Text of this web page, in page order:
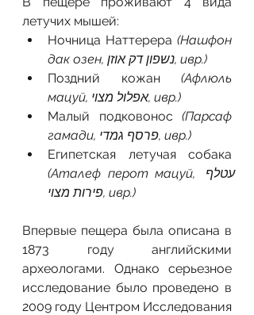
летучих мышей:
Ночница Наттерера (Нашфон
дак озен, נשפון דק אוזן, ивр.)
Поздний кожан (Афлюль
мацуй, אפלול מצוי, ивр.)
Малый подковонос (Парсаф
гамади, פרסף גמדי, ивр.)
(Аталеф перот мацуй, עטלף
פירות מצוי, ивр.)
Впервые пещера была описана в
1873 году английскими
археологами. Однако серьезное
исследование было проведено в
2009 году Центром Исследования